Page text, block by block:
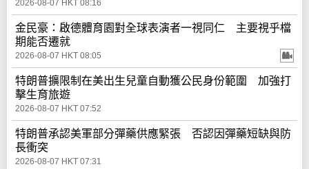
2026-08-07 HKT 08:16
金民豪：啟德體育園對全球表演者一視同仁 主要視乎檔
期能否遷就
2026-08-07 HKT 08:05
特朗普擴限制在美出生兒童自動獲公民身份範圍 加強打
擊生育旅遊
2026-08-07 HKT 07:52
特朗普承認美軍部分彈藥供應緊張 否認因彈藥短缺與防
長衝突
2026-08-07 HKT 07:31